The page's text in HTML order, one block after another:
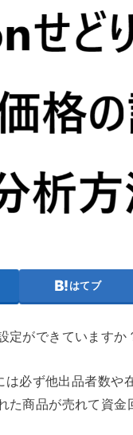
はてブ
定ができていますか
必ず他出品者数や
た商品が売れて資